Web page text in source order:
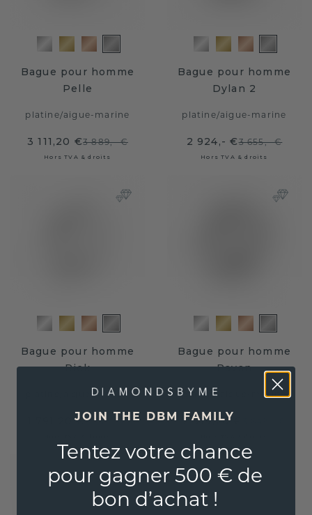
Bague pour homme
Pelle
platine/aigue-marine
3 111,20 €3 889,- €
Hors TVA & droits
Bague pour homme
Dylan 2
platine/aigue-marine
2 924,- €3 655,- €
Hors TVA & droits
Bague pour homme
Rick
aigue-marine
1 791,20 €2 239,- €
Bague pour homme
Pavan
platine/ aigue-marine
2 919,20 €
JOIN THE DBM FAMILY
Tentez votre chance
pour gagner 500 € de
bon d’achat !